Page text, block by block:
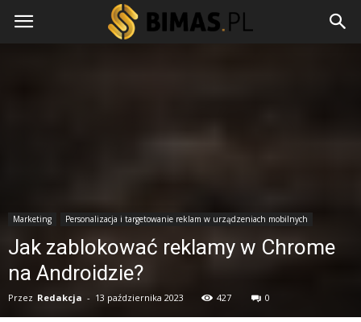
Marketing Personalizacja i targetowanie reklam w urządzeniach mobilnych
Jak zablokować reklamy w Chrome
na Androidzie?
Przez Redakcja - 13 października 2023 427 0